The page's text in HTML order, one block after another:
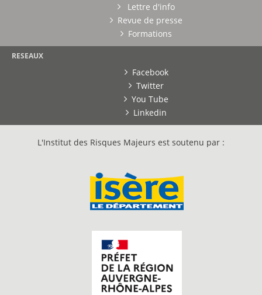
Lettre d'info
Revue de presse
Formations
RESEAUX
Facebook
Twitter
You Tube
Linkedin
L'Institut des Risques Majeurs est soutenu par :